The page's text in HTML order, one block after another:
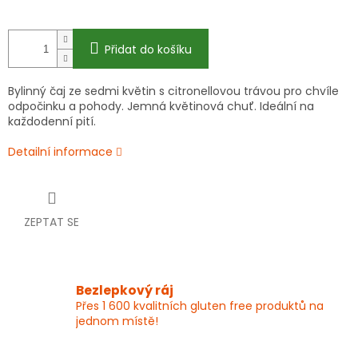
Přidat do košíku
Bylinný čaj ze sedmi květin s citronellovou trávou pro chvíle
odpočinku a pohody. Jemná květinová chuť. Ideální na
každodenní pití.
Detailní informace
ZEPTAT SE
Bezlepkový ráj
Přes 1 600 kvalitních gluten free produktů na
jednom místě!